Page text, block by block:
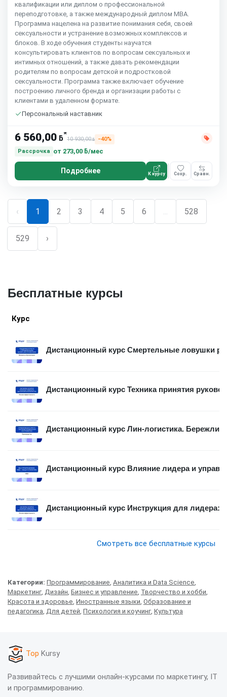
квалификации или диплом о профессиональной
переподготовке, а также международный диплом MBA.
Программа нацелена на развитие понимания себя, своей
сексуальности и устранение возможных комплексов и
блоков. В ходе обучения студенты научатся
консультировать клиентов по вопросам сексуальных и
интимных отношений, а также давать рекомендации
родителям по вопросам детской и подростковой
сексуальности. Программа также включает обучение
построению личного бренда и организации работы с
клиентами в удаленном формате.
Персональный наставник
6 560,00 ƃ*
10 930,00ƃ
−40%
Рассрочка
от 273,00 ƃ/мес
Подробнее К курсу Сохр. Сравн.
‹ 1 2 3 4 5 6 528
529 ›
Бесплатные курсы
Курс
Дистанционный курс Смертельные ловушки
Дистанционный курс Техника принятия
Дистанционный курс Лин-логистика.
Дистанционный курс Влияние лидера и
Дистанционный курс Инструкция для лидера:
Смотреть все бесплатные курсы
Категории: Программирование, Аналитика и Data Science,
Маркетинг, Дизайн, Бизнес и управление, Творчество и хобби,
Красота и здоровье, Иностранные языки, Образование и
педагогика, Для детей, Психология и коучинг, Культура
Top Kursy
Развивайтесь с лучшими онлайн-курсами по маркетингу, IT
и программированию.